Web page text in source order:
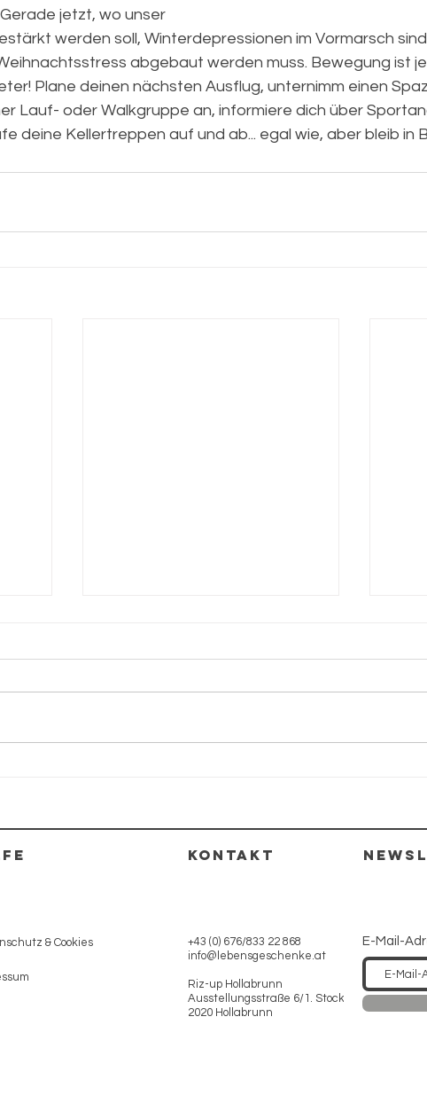
jetzt, wo unser
werden soll, Winterdepressionen im Vormarsch
abgebaut werden muss. Bewegung ist
Plane deinen nächsten Ausflug, unternimm einen
Lauf- oder Walkgruppe an, informiere dich über
deine Kellertreppen auf und ab... egal wie, aber bleib in
& Cookies
KONTAKT
+43 (0) 676/833 22 868
info@lebensgeschenke.at
Riz-up Hollabrunn
Ausstellungsstraße 6/1. Stock
2020 Hollabrunn
E-Mail-